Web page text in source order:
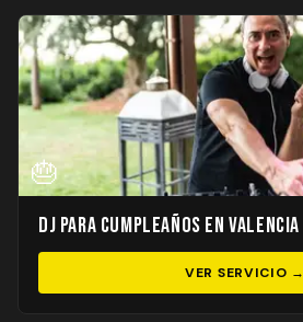
🎂
DJ para Cumpleaños en Valencia
VER SERVICIO →